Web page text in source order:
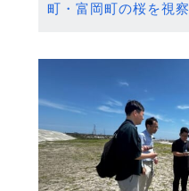
町・富岡町の桜を視察